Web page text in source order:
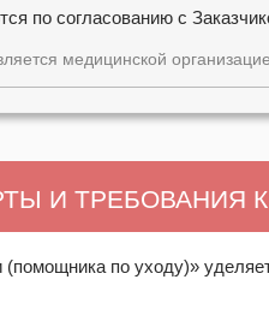
по согласованию с
медицинской
И ТРЕБОВАНИЯ
(помощника по уходу)»